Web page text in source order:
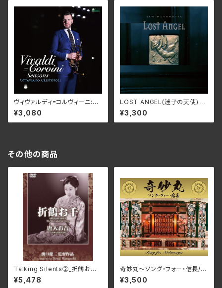
ヴィヴァルディ=コルヴィーニ:四
季/オッタヴィアーノ・クリストー
フォリ NARD-5083
¥3,080
LOST ANGEL(迷子の天使) 〜
村松健ウィンターファンタジ
ー〜/村松健 KNMN-231201
¥3,300
その他の商品
Talking Silents②_折鶴お千、
唐人お吉 DMSF-1007(仕様:
DVD)
¥5,478
奇妙丸～ソング・フォー・信長/V
arious Artists RPES-4869
(仕様:CD)
¥3,500